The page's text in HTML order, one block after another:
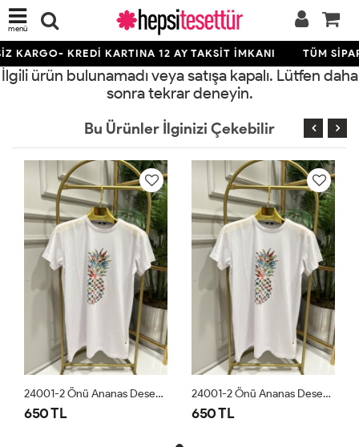
menü
KARGO- KREDİ KARTINA 12 AY TAKSİT İMKANI TÜM
İlgili ürün bulunamadı veya satışa kapalı. Lütfen daha
sonra tekrar deneyin.
Bu Ürünler İlginizi Çekebilir
24001-2 Önü Ananas Desen Bluz Beyaz
650 TL
24001-2 Önü Ananas Desen Bluz Beyaz
650 TL